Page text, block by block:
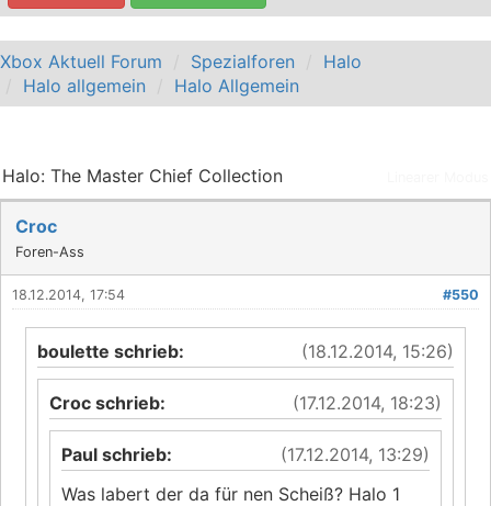
Xbox Aktuell Forum Spezialforen
Halo
Halo allgemein
Halo Allgemein
Halo: The Master Chief Collection
Croc
Foren-Ass
#550
18.12.2014, 17:54
(18.12.2014, 15:26)
boulette schrieb:
(17.12.2014, 18:23)
Croc schrieb:
(17.12.2014, 13:29)
Paul schrieb:
Was labert der da für nen Scheiß? Halo 1